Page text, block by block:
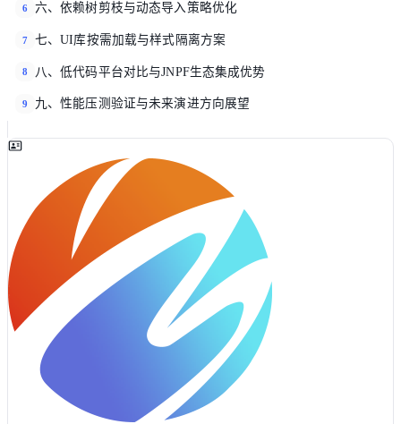
6 六、依赖树剪枝与动态导入策略优化
7 七、UI库按需加载与样式隔离方案
8 八、低代码平台对比与JNPF生态集成优势
9 九、性能压测验证与未来演进方向展望